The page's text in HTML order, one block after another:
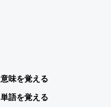
意味を覚える
単語を覚える